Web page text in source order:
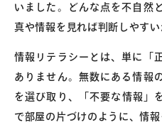
いました。どんな点を不自然
真や情報を見れば判断しやすい
情報リテラシーとは、単に「
ありません。無数にある情報
を選び取り、「不要な情報」
で部屋の片づけのように、情報